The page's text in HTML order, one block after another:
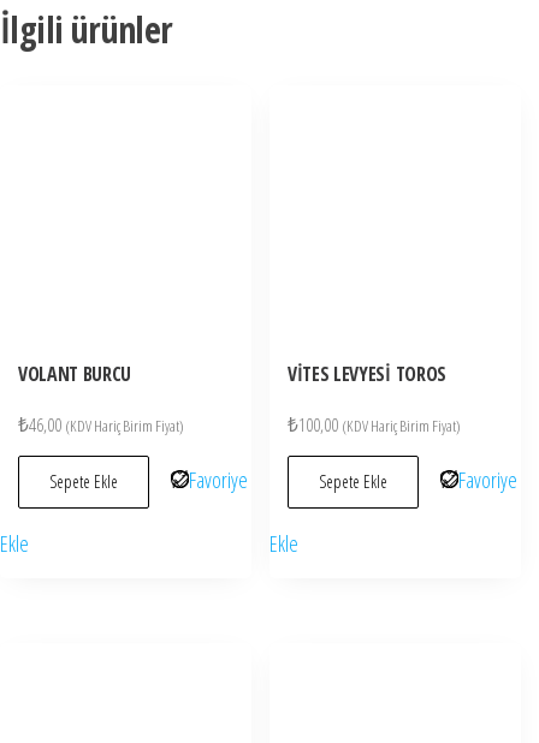
İlgili ürünler
VOLANT BURCU
₺46,00 (KDV Hariç Birim Fiyat)
Sepete Ekle Favoriye
Ekle
VİTES LEVYESİ TOROS
₺100,00 (KDV Hariç Birim Fiyat)
Sepete Ekle Favoriye
Ekle